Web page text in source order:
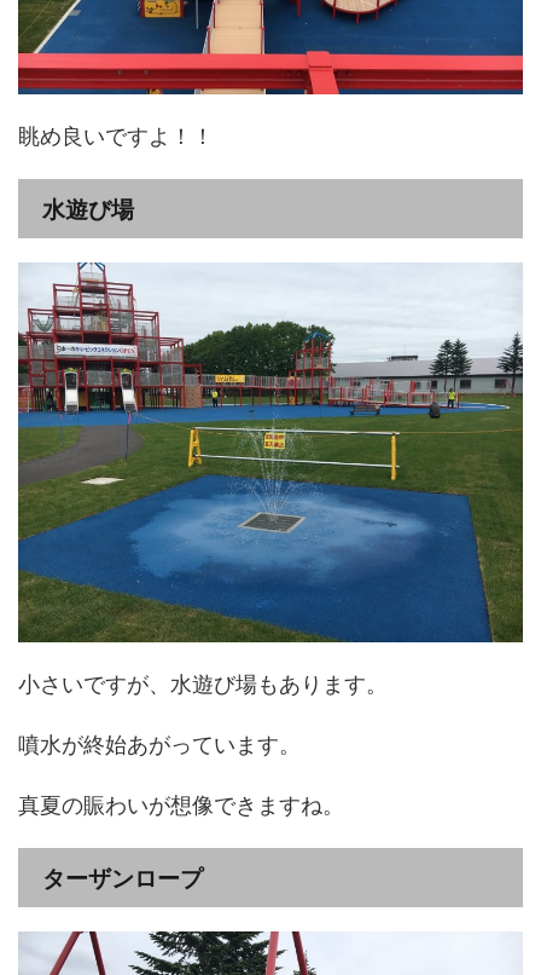
眺め良いですよ！！
水遊び場
小さいですが、水遊び場もあります。
噴水が終始あがっています。
真夏の賑わいが想像できますね。
ターザンロープ